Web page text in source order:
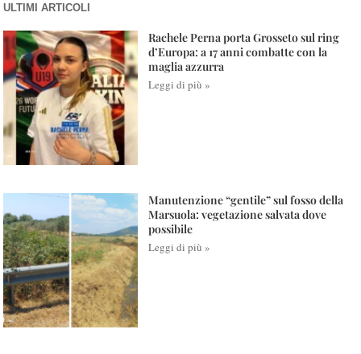
ULTIMI ARTICOLI
Rachele Perna porta Grosseto sul ring
d’Europa: a 17 anni combatte con la
maglia azzurra
Leggi di più »
Manutenzione “gentile” sul fosso della
Marsuola: vegetazione salvata dove
possibile
Leggi di più »